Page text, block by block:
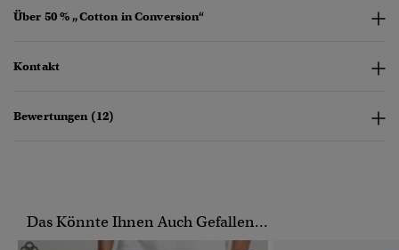
Über 50 % „Cotton in Conversion“
Kontakt
Bewertungen (12)
Das Könnte Ihnen Auch Gefallen...